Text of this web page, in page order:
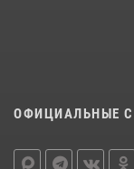
ОФИЦИАЛЬНЫЕ